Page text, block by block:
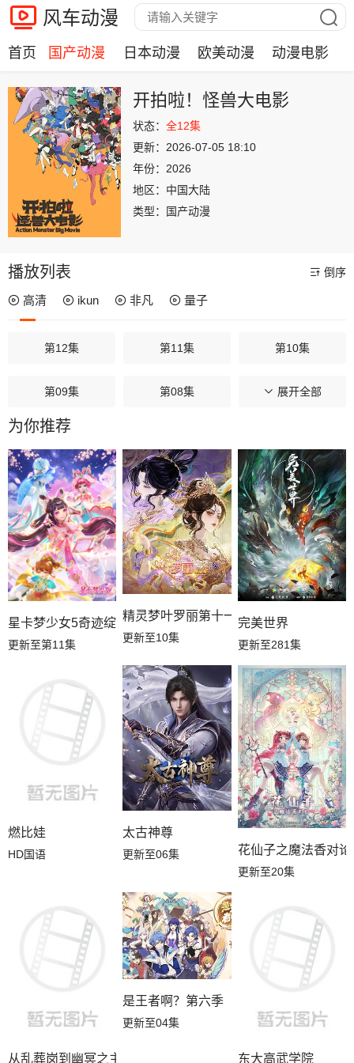
风车动漫
首页 国产动漫 日本动漫 欧美动漫 动漫电影
开拍啦！怪兽大电影
状态： 全12集
更新： 2026-07-05 18:10
年份： 2026
地区： 中国大陆
类型：
国产动漫
播放列表 倒序
高清 ikun 非凡 量子
第12集 第11集 第10集
第09集 第08集 第07集
第06集
第03集 第02集 第01集
展开全部
为你推荐
星卡梦少女5奇迹绽放
更新至第11集
精灵梦叶罗丽第十一季（下）
更新至10集
完美世界
更新至281集
燃比娃
HD国语
太古神尊
更新至06集 花仙子之魔法香对论
更新至20集
从乱葬岗到幽冥之主
是王者啊？第六季
更新至04集
东大高武学院